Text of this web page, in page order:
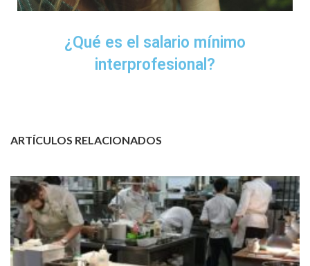
¿Qué es el salario mínimo
interprofesional?
ARTÍCULOS RELACIONADOS